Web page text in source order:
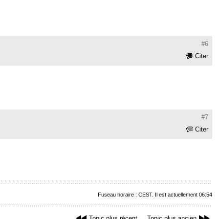
#6
Citer
#7
Citer
Fuseau horaire : CEST. Il est actuellement 06:54